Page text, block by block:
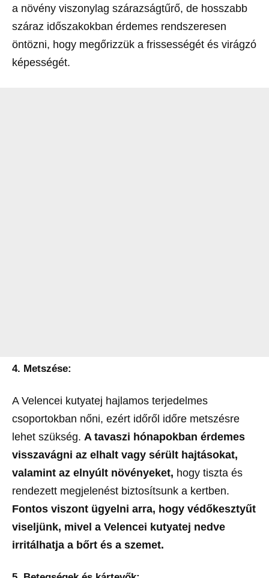
a növény viszonylag szárazságtűrő, de hosszabb
száraz időszakokban érdemes rendszeresen
öntözni, hogy megőrizzük a frissességét és virágzó
képességét.
4. Metszése:
A Velencei kutyatej hajlamos terjedelmes
csoportokban nőni, ezért időről időre metszésre
lehet szükség. A tavaszi hónapokban érdemes
visszavágni az elhalt vagy sérült hajtásokat,
valamint az elnyúlt növényeket, hogy tiszta és
rendezett megjelenést biztosítsunk a kertben.
Fontos viszont ügyelni arra, hogy védőkesztyűt
viseljünk, mivel a Velencei kutyatej nedve
irritálhatja a bőrt és a szemet.